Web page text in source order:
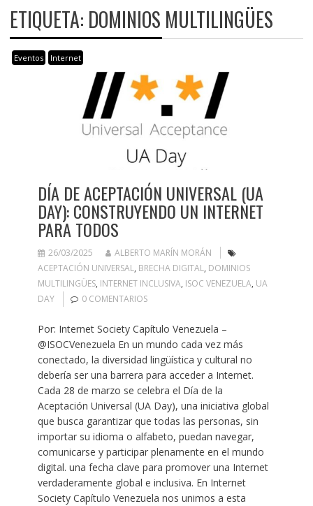
ETIQUETA: DOMINIOS MULTILINGÜES
Eventos Internet
DÍA DE ACEPTACIÓN UNIVERSAL (UA
DAY): CONSTRUYENDO UN INTERNET
PARA TODOS
26/03/2025
ALBERTO MARÍN MORÁN
ACEPTACIÓN UNIVERSAL, BRECHA DIGITAL, DOMINIOS
MULTILINGÜES, INTERNET INCLUSIVA, ISOC VENEZUELA, UA
DAY
0 COMENTARIOS
Por: Internet Society Capítulo Venezuela –
@ISOCVenezuela En un mundo cada vez más
conectado, la diversidad lingüística y cultural no
debería ser una barrera para acceder a Internet.
Cada 28 de marzo se celebra el Día de la
Aceptación Universal (UA Day), una iniciativa global
que busca garantizar que todas las personas, sin
importar su idioma o alfabeto, puedan navegar,
comunicarse y participar plenamente en el mundo
digital. una fecha clave para promover una Internet
verdaderamente global e inclusiva. En Internet
Society Capítulo Venezuela nos unimos a esta